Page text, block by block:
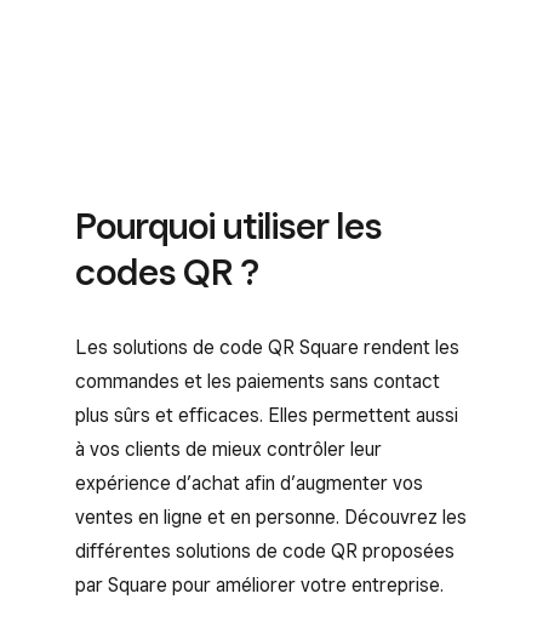
Pourquoi utiliser les
codes QR ?
Les solutions de code QR Square rendent les
commandes et les paiements sans contact
plus sûrs et efficaces. Elles permettent aussi
à vos clients de mieux contrôler leur
expérience d’achat afin d’augmenter vos
ventes en ligne et en personne. Découvrez les
différentes solutions de code QR proposées
par Square pour améliorer votre entreprise.